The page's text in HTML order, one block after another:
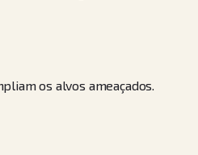
os alvos ameaçados.